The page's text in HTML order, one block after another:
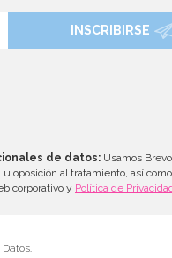
INSCRIBIRSE
de datos: Usamos
oposición al tratamiento, así
corporativo y Política de